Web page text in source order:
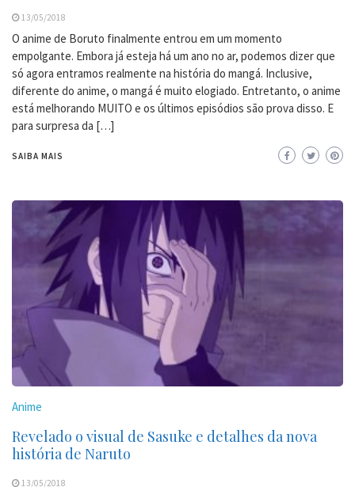
13/05/2018
O anime de Boruto finalmente entrou em um momento
empolgante. Embora já esteja há um ano no ar, podemos dizer que
só agora entramos realmente na história do mangá. Inclusive,
diferente do anime, o mangá é muito elogiado. Entretanto, o anime
está melhorando MUITO e os últimos episódios são prova disso. E
para surpresa da […]
SAIBA MAIS
Anime
Revelado o visual de Sasuke e detalhes da nova
história de Naruto
13/05/2018